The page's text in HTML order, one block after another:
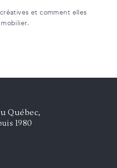
et comment elles
Québec,
1980